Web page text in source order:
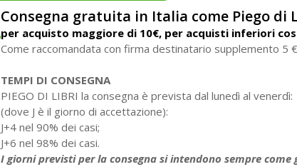
Consegna gratuita in Italia come Piego di
per acquisto maggiore di 10€, per acquisti inferiori
Come raccomandata con firma destinatario supplemento 5
TEMPI DI CONSEGNA
PIEGO DI LIBRI la consegna è prevista dal lunedì al venerdì:
(dove J è il giorno di accettazione):
J+4 nel 90% dei casi;
J+6 nel 98% dei casi.
I giorni previsti per la consegna si intendono sempre